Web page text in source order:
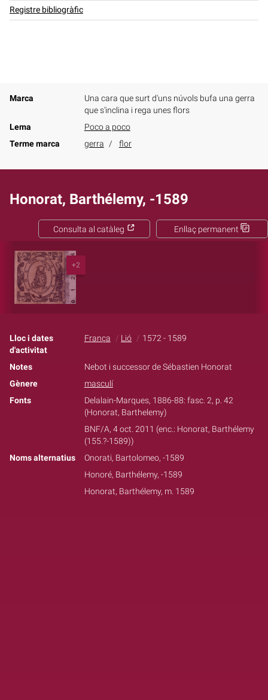
Registre bibliogràfic
Marca
Una cara que surt d'uns núvols bufa una gerra
que s'inclina i rega unes flors
Lema
Poco a poco
Terme marca
gerra flor
Honorat, Barthélemy, -1589
Enllaç permanent
Consulta al catàleg
+2
Lloc i dates
d'activitat
França Lió 1572 - 1589
Notes
Nebot i successor de Sébastien Honorat
Gènere
masculí
Fonts
Delalain-Marques, 1886-88: fasc. 2, p. 42
(Honorat, Barthelemy)
BNF/A, 4 oct. 2011 (enc.: Honorat, Barthélemy
(155.?-1589))
Noms alternatius
Onorati, Bartolomeo, -1589
Honoré, Barthélemy, -1589
Honorat, Barthélemy, m. 1589